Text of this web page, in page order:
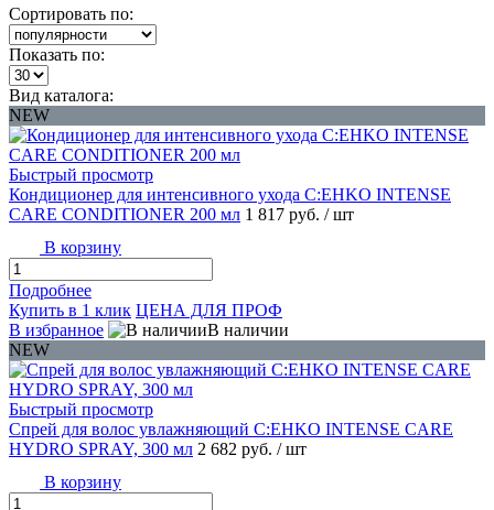
Сортировать по:
Показать по:
Вид каталога:
NEW
Быстрый просмотр
Кондиционер для интенсивного ухода C:EHKO INTENSE
CARE CONDITIONER 200 мл 1 817 руб. / шт
В корзину
Подробнее
Купить в 1 клик ЦЕНА ДЛЯ ПРОФ
В избранное
В наличии
NEW
Быстрый просмотр
Спрей для волос увлажняющий C:EHKO INTENSE CARE
HYDRO SPRAY, 300 мл 2 682 руб. / шт
В корзину